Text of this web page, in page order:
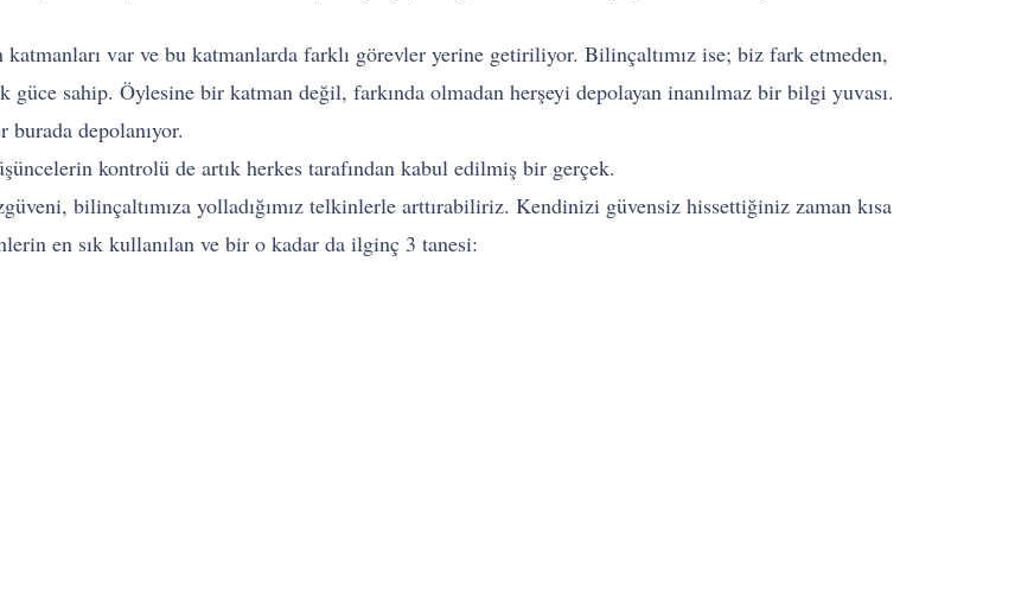
var ve bu katmanlarda farklı görevler yerine getiriliyor. Bilinçaltımız ise; biz fark etmeden,
güce sahip. Öylesine bir katman değil, farkında olmadan herşeyi depolayan inanılmaz bir bilgi yuvası.
burada depolanıyor.
kontrolü de artık herkes tarafından kabul edilmiş bir gerçek.
bilinçaltımıza yolladığımız telkinlerle arttırabiliriz. Kendinizi güvensiz hissettiğiniz zaman kısa
en sık kullanılan ve bir o kadar da ilginç 3 tanesi: